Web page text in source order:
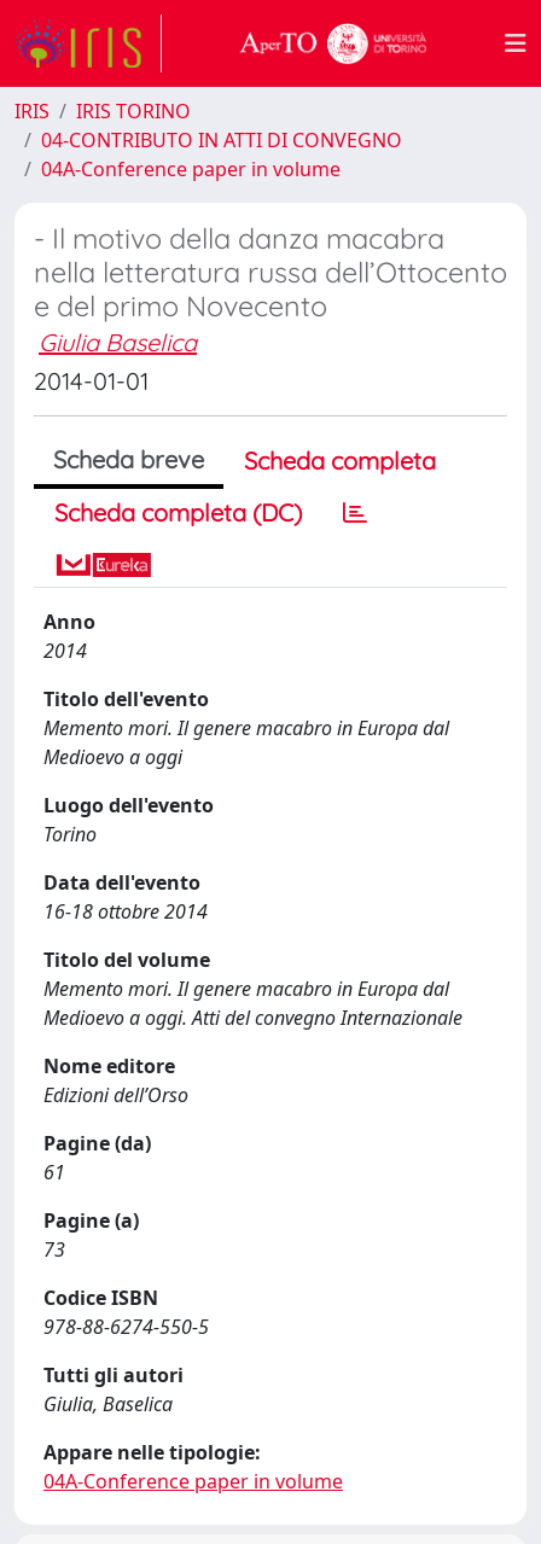
IRIS
IRIS TORINO
04-CONTRIBUTO IN ATTI DI CONVEGNO
04A-Conference paper in volume
- Il motivo della danza macabra
nella letteratura russa dell’Ottocento
e del primo Novecento
Giulia Baselica
2014-01-01
Scheda breve
Scheda completa
Scheda completa (DC)
Anno
2014
Titolo dell'evento
Memento mori. Il genere macabro in Europa dal
Medioevo a oggi
Luogo dell'evento
Torino
Data dell'evento
16-18 ottobre 2014
Titolo del volume
Memento mori. Il genere macabro in Europa dal
Medioevo a oggi. Atti del convegno Internazionale
Nome editore
Edizioni dell’Orso
Pagine (da)
61
Pagine (a)
73
Codice ISBN
978-88-6274-550-5
Tutti gli autori
Giulia, Baselica
Appare nelle tipologie:
04A-Conference paper in volume